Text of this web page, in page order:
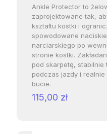
Ankle Protector to
zaprojektowane tak,
kształtu kostki i
spowodowane
narciarskiego po
stronie kostki.
pod skarpetę, stabilnie
podczas jazdy i
bucie.
115,00 zł